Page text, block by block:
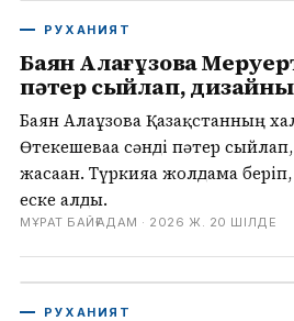
РУХАНИЯТ
Баян Алағұзова
пәтер сыйлап,
Баян Алағұзова Қазақстанның
Өтекешеваға сәнді пәтер
жасаған. Түркияға жолдама
еске алды.
МҰРАТ БАЙҒАДАМ · 2026 Ж. 20 ШІЛДЕ
РУХАНИЯТ